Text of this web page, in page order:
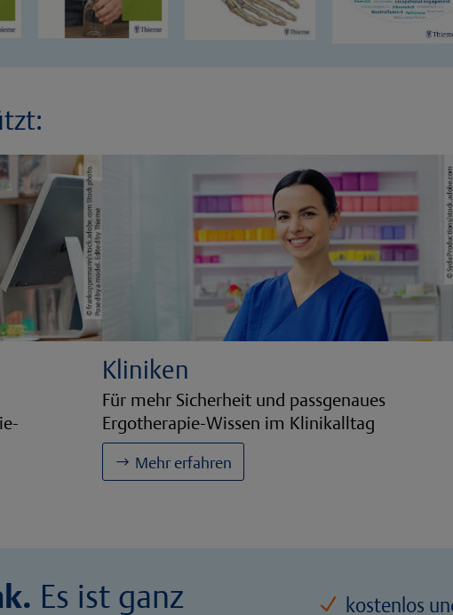
Kliniken
Für mehr Sicherheit und passgenaues
Ergotherapie-Wissen im Klinikalltag
Mehr erfahren
Es ist ganz N kostenlos